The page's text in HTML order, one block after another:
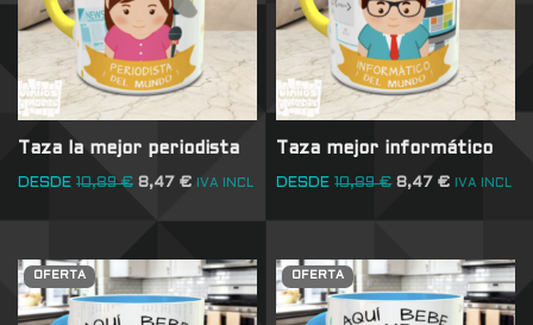
Taza la mejor periodista
DESDE 10,89€ 8,47 € IVA INCL
Taza mejor informático
DESDE 10,89€ 8,47€ IVA INCL
OFERTA OFERTA